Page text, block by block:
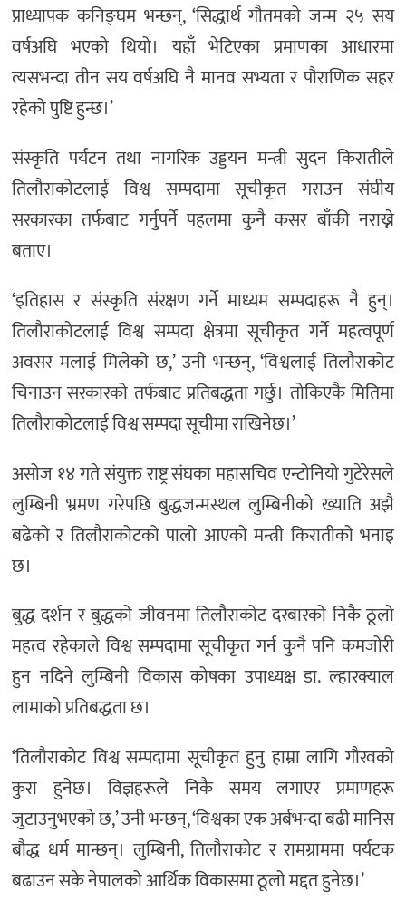
प्राध्यापक कनिङ्घम भन्छन्, ‘सिद्धार्थ गौतमको जन्म २५ सय
वर्षअघि भएको थियो। यहाँ भेटिएका प्रमाणका आधारमा
त्यसभन्दा तीन सय वर्षअघि नै मानव सभ्यता र पौराणिक सहर
रहेको पुष्टि हुन्छ।’
संस्कृति पर्यटन तथा नागरिक उड्डयन मन्त्री सुदन किरातीले
तिलौराकोटलाई विश्व सम्पदामा सूचीकृत गराउन संघीय
सरकारका तर्फबाट गर्नुपर्ने पहलमा कुनै कसर बाँकी नराख्ने
बताए।
‘इतिहास र संस्कृति संरक्षण गर्ने माध्यम सम्पदाहरू नै हुन्।
तिलौराकोटलाई विश्व सम्पदा क्षेत्रमा सूचीकृत गर्ने महत्वपूर्ण
अवसर मलाई मिलेको छ,’ उनी भन्छन्, ‘विश्वलाई तिलौराकोट
चिनाउन सरकारको तर्फबाट प्रतिबद्धता गर्छु। तोकिएकै मितिमा
तिलौराकोटलाई विश्व सम्पदा सूचीमा राखिनेछ।’
असोज १४ गते संयुक्त राष्ट्र संघका महासचिव एन्टोनियो गुटेरेसले
लुम्बिनी भ्रमण गरेपछि बुद्धजन्मस्थल लुम्बिनीको ख्याति अझै
बढेको र तिलौराकोटको पालो आएको मन्त्री किरातीको भनाइ
छ।
बुद्ध दर्शन र बुद्धको जीवनमा तिलौराकोट दरबारको निकै ठूलो
महत्व रहेकाले विश्व सम्पदामा सूचीकृत गर्न कुनै पनि कमजोरी
हुन नदिने लुम्बिनी विकास कोषका उपाध्यक्ष डा. ल्हारक्याल
लामाको प्रतिबद्धता छ।
‘तिलौराकोट विश्व सम्पदामा सूचीकृत हुनु हाम्रा लागि गौरवको
कुरा हुनेछ। विज्ञहरूले निकै समय लगाएर प्रमाणहरू
जुटाउनुभएको छ,’ उनी भन्छन्, ‘विश्वका एक अर्बभन्दा बढी मानिस
बौद्ध धर्म मान्छन्। लुम्बिनी, तिलौराकोट र रामग्राममा पर्यटक
बढाउन सके नेपालको आर्थिक विकासमा ठूलो मद्दत हुनेछ।’